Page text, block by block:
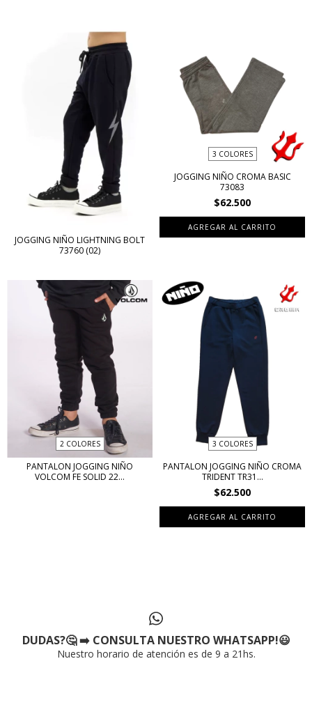
JOGGING NIÑO LIGHTNING BOLT
73760 (02)
3 COLORES
JOGGING NIÑO CROMA BASIC
73083
$62.500
AGREGAR AL CARRITO
2 COLORES
PANTALON JOGGING NIÑO
VOLCOM FE SOLID 22...
3 COLORES
PANTALON JOGGING NIÑO CROMA
TRIDENT TR31...
$62.500
AGREGAR AL CARRITO
DUDAS?🤔 ➡️ CONSULTA NUESTRO WHATSAPP!😃
Nuestro horario de atención es de 9 a 21hs.